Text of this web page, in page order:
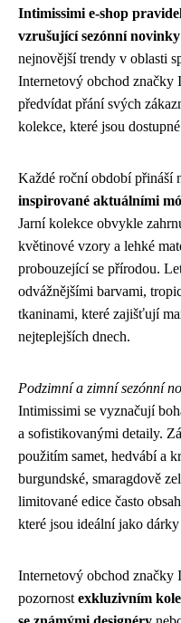
Intimissimi e-shop
vzrušující sezónní
nejnovější trendy v oblasti
Internetový obchod značky
předvídat přání svých
kolekce, které jsou
Každé roční období přináší
inspirované aktuálními
Jarní kolekce obvykle
květinové vzory a lehké
probouzející se přírodou.
odvážnějšími barvami,
tkaninami, které zajišťují
nejteplejších dnech.
Podzimní a zimní sezónní
Intimissimi se vyznačují
a sofistikovanými detaily.
použitím samet, hedvábí a
burgundské, smaragdově
limitované edice často
které jsou ideální jako
Internetový obchod značky
pozornost exkluzivním